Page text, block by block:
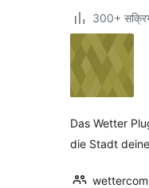
300+
Das Wetter
die Stadt
wettercom